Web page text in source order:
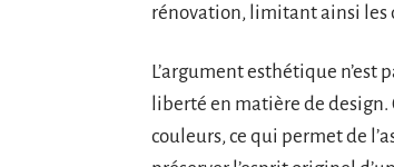
rénovation, limitant ainsi les
L’argument esthétique
liberté en matière de
couleurs, ce qui permet de